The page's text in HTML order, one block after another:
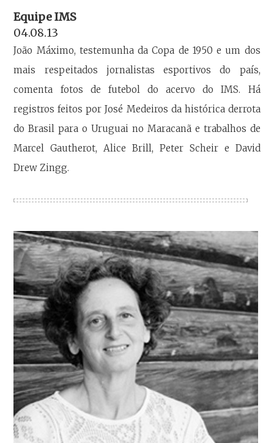
Equipe IMS
04.08.13
João Máximo, testemunha da Copa de 1950 e um dos
mais respeitados jornalistas esportivos do país,
comenta fotos de futebol do acervo do IMS. Há
registros feitos por José Medeiros da histórica derrota
do Brasil para o Uruguai no Maracanã e trabalhos de
Marcel Gautherot, Alice Brill, Peter Scheir e David
Drew Zingg.